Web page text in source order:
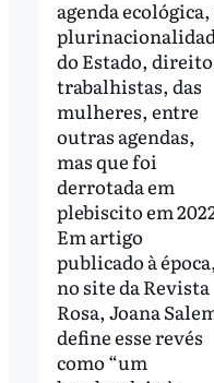
agenda ecológica,
do Estado,
trabalhistas, das
mulheres, entre
outras agendas,
mas que foi
derrotada em
plebiscito em
Em artigo
publicado à época,
no site da Revista
Rosa, Joana
define esse revés
como “um